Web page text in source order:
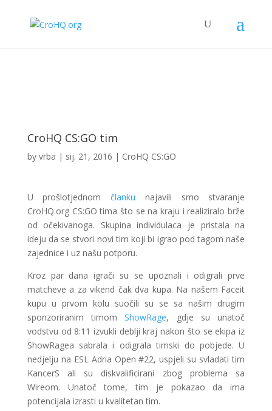
CroHQ CS:GO tim
by vrba | sij. 21, 2016 | CroHQ CS:GO
U prošlotjednomčlanku najavili smo stvaranje
CroHQ.org CS:GO tima što se na kraju i realiziralo brže
od očekivanoga. Skupina individulaca je pristala na
ideju da se stvori novi tim koji bi igrao pod tagom naše
zajednice i uz našu potporu.
Kroz par dana igrači su se upoznali i odigrali prve
matcheve a za vikend čak dva kupa. Na našem Faceit
kupu u prvom kolu suočili su se sa našim drugim
sponzoriranim timomShowRage, gdje su unatoč
vodstvu od 8:11 izvukli deblji kraj nakon što se ekipa iz
ShowRagea sabrala i odigrala timski do pobjede. U
nedjelju na ESL Adria Open #22, uspjeli su svladati tim
KancerS ali su diskvalificirani zbog problema sa
Wireom. Unatoč tome, tim je pokazao da ima
potencijala izrasti u kvalitetan tim.